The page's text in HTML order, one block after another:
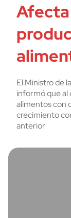
El Ministro de
informó que al
alimentos con
crecimiento
anterior